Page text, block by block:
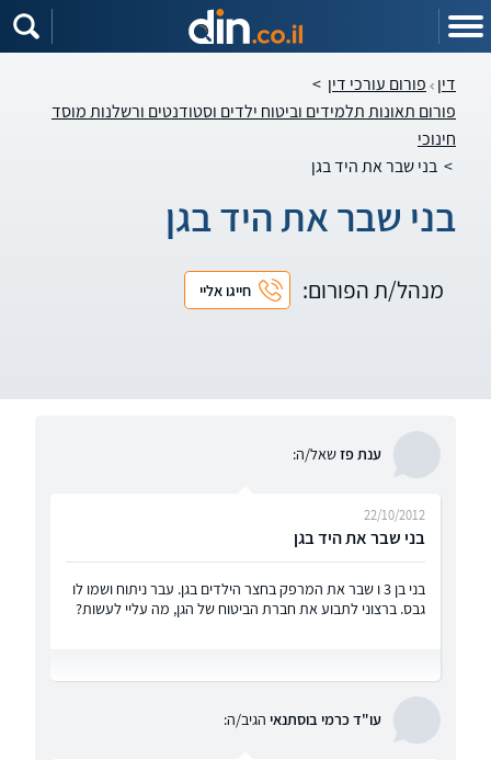
דין פורום עורכי דין >
פורום תאונות תלמידים וביטוח ילדים וסטודנטים ורשלנות מוסד
חינוכי
> בני שבר את היד בגן
בני שבר את היד בגן
מנהל/ת הפורום: חייגו אליי
ענת פזשאל/ה:
בני שבר את היד בגן
22/10/2012
בני בן 3 ו שבר את המרפק בחצר הילדים בגן. עבר ניתוח ושמו לו
גבס. ברצוני לתבוע את חברת הביטוח של הגן, מה עליי לעשות?
עו"ד כרמי בוסתנאי הגיב/ה: